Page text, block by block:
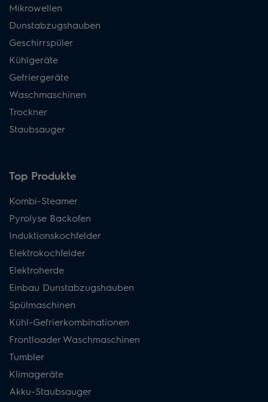
Mikrowellen
Dunstabzugshauben
Geschirrspüler
Kühlgeräte
Gefriergeräte
Waschmaschinen
Trockner
Staubsauger
Top Produkte
Kombi-Steamer
Pyrolyse Backofen
Induktionskochfelder
Elektrokochfelder
Elektroherde
Einbau Dunstabzugshauben
Spülmaschinen
Kühl-Gefrierkombinationen
Frontloader Waschmaschinen
Tumbler
Klimageräte
Akku-Staubsauger